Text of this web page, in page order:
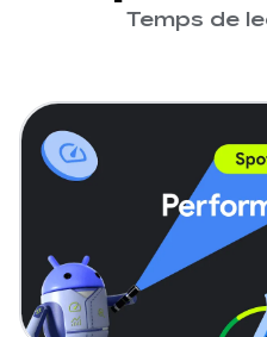
Temps de